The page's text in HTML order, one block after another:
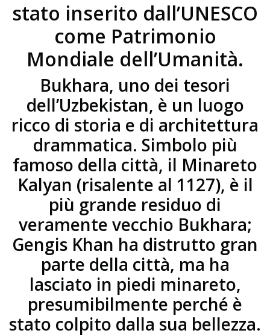
stato inserito dall’UNESCO
come Patrimonio
Mondiale dell’Umanità.
Bukhara, uno dei tesori
dell’Uzbekistan, è un luogo
ricco di storia e di architettura
drammatica. Simbolo più
famoso della città, il Minareto
Kalyan (risalente al 1127), è il
più grande residuo di
veramente vecchio Bukhara;
Gengis Khan ha distrutto gran
parte della città, ma ha
lasciato in piedi minareto,
presumibilmente perché è
stato colpito dalla sua bellezza.